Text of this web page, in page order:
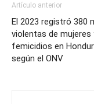
Artículo anterior
El 2023 registró 380
violentas de mujeres
femicidios en
según el ONV